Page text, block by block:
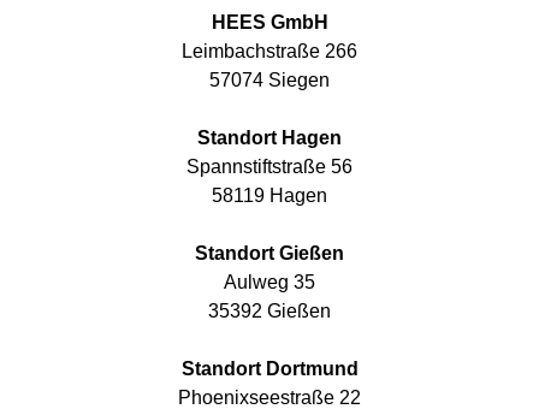
HEES GmbH
Leimbachstraße 266
57074 Siegen
Standort Hagen
Spannstiftstraße 56
58119 Hagen
Standort Gießen
Aulweg 35
35392 Gießen
Standort Dortmund
Phoenixseestraße 22